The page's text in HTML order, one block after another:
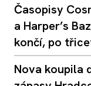
Časopisy
a Harper’s
končí, po
Nova koupila